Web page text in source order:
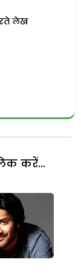
लेख
करें...